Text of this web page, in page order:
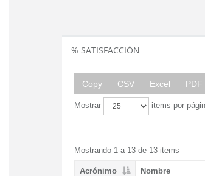
% SATISFACCIÓN
Copy CSV Excel PDF
Mostrar items por
Mostrando 1 a 13 de 13 items
Acrónimo Nombre